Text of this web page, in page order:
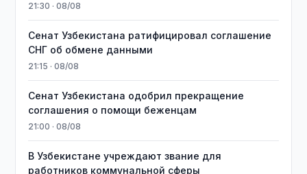
21:30 · 08/08
Сенат Узбекистана ратифицировал соглашение
СНГ об обмене данными
21:15 · 08/08
Сенат Узбекистана одобрил прекращение
соглашения о помощи беженцам
21:00 · 08/08
В Узбекистане учреждают звание для
работников коммунальной сферы